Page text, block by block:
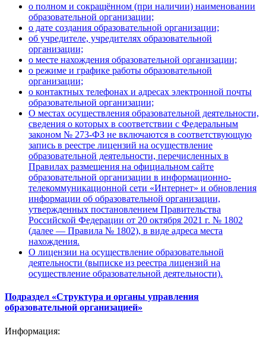
о полном и сокращённом (при наличии) наименовании
образовательной организации;
о дате создания образовательной организации;
об учредителе, учредителях образовательной
организации;
о месте нахождения образовательной организации;
о режиме и графике работы образовательной
организации;
о контактных телефонах и адресах электронной почты
образовательной организации;
О местах осуществления образовательной деятельности,
сведения о которых в соответствии с Федеральным
законом № 273-ФЗ не включаются в соответствующую
запись в реестре лицензий на осуществление
образовательной деятельности, перечисленных в
Правилах размещения на официальном сайте
образовательной организации в информационно-
телекоммуникационной сети «Интернет» и обновления
информации об образовательной организации,
утвержденных постановлением Правительства
Российской Федерации от 20 октября 2021 г. № 1802
(далее — Правила № 1802), в виде адреса места
нахождения.
О лицензии на осуществление образовательной
деятельности (выписке из реестра лицензий на
осуществление образовательной деятельности).
Подраздел «Структура и органы управления
образовательной организацией»
Информация: